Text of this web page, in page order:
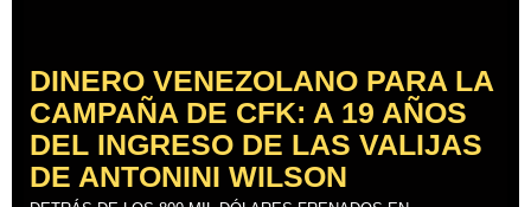
DINERO VENEZOLANO PARA LA
CAMPAÑA DE CFK: A 19 AÑOS
DEL INGRESO DE LAS VALIJAS
DE ANTONINI WILSON